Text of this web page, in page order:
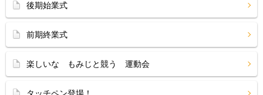
後期始業式
前期終業式
楽しいな もみじと競う 運動会